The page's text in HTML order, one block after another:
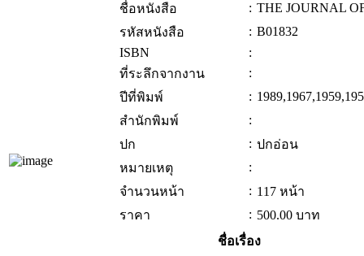
ชื่อหนังสือ : THE JOURNAL
รหัสหนังสือ
: B01832
ISBN
:
ที่ระลึกจากงาน
:
ปีที่พิมพ์
:
สำนักพิมพ์
:
ปก
: ปกอ่อน
หมายเหตุ
:
จำนวนหน้า
: 117 หน้า
ราคา
: 500.00 บาท
ชื่อเรื่อง